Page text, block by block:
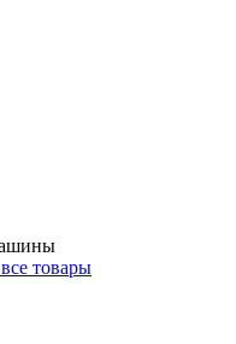
товары